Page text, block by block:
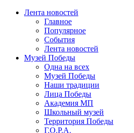
Лента новостей
Главное
Популярное
События
Лента новостей
Музей Победы
Одна на всех
Музей Победы
Наши традиции
Лица Победы
Академия МП
Школьный музей
Территория Победы
Г.О.Р.А.